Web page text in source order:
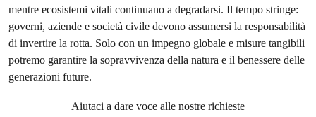
mentre ecosistemi vitali continuano a degradarsi. Il tempo stringe:
governi, aziende e società civile devono assumersi la responsabilità
di invertire la rotta. Solo con un impegno globale e misure tangibili
potremo garantire la sopravvivenza della natura e il benessere delle
generazioni future.
Aiutaci a dare voce alle nostre richieste